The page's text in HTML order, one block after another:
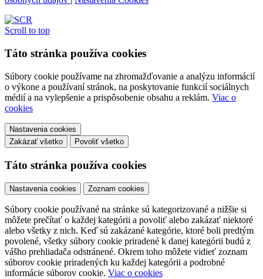
Scroll to top
Táto stránka používa cookies
Súbory cookie používame na zhromažďovanie a analýzu informácií
o výkone a používaní stránok, na poskytovanie funkcií sociálnych
médií a na vylepšenie a prispôsobenie obsahu a reklám. Viac o
cookies
Nastavenia cookies
Zakázať všetko
Povoliť všetko
Táto stránka používa cookies
Nastavenia cookies Zoznam cookies
Súbory cookie používané na stránke sú kategorizované a nižšie si
môžete prečítať o každej kategórii a povoliť alebo zakázať niektoré
alebo všetky z nich. Keď sú zakázané kategórie, ktoré boli predtým
povolené, všetky súbory cookie priradené k danej kategórii budú z
vášho prehliadača odstránené. Okrem toho môžete vidieť zoznam
súborov cookie priradených ku každej kategórii a podrobné
informácie súborov cookie. Viac o cookies